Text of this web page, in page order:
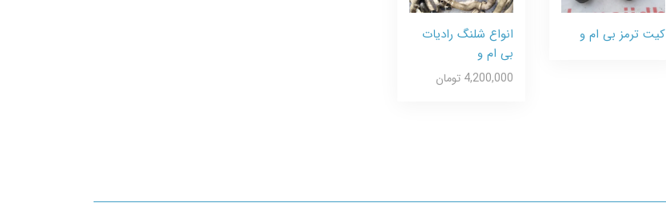
کیت ترمز بی ام و
انواع شلنگ رادیات
بی ام و
4,200,000 تومان